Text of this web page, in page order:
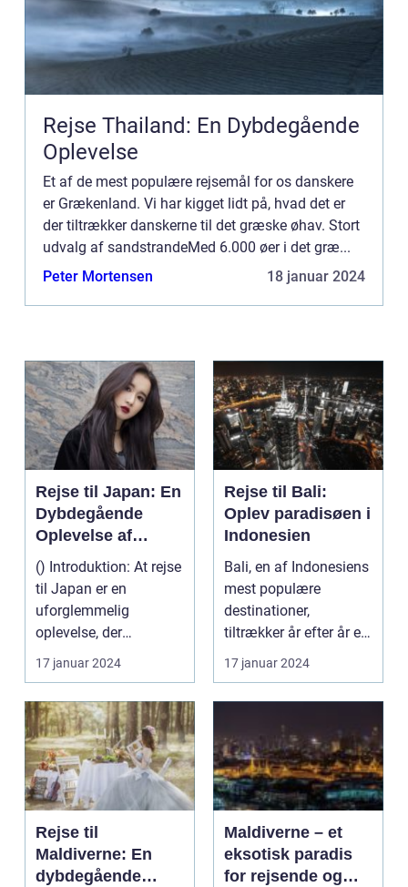
Rejse Thailand: En Dybdegående
Oplevelse
Et af de mest populære rejsemål for os danskere
er Grækenland. Vi har kigget lidt på, hvad det er
der tiltrækker danskerne til det græske øhav. Stort
udvalg af sandstrandeMed 6.000 øer i det græ...
Peter Mortensen
18 januar 2024
Rejse til Japan: En
Dybdegående
Oplevelse af
Kultur og Historie
() Introduktion: At rejse
til Japan er en
uforglemmelig
oplevelse, der
tilfredsstiller enhver
eventy...
17 januar 2024
Rejse til Bali:
Oplev paradisøen i
Indonesien
Bali, en af Indonesiens
mest populære
destinationer,
tiltrækker år efter år et
utal af rejsende og e...
17 januar 2024
Rejse til
Maldiverne: En
dybdegående
Maldiverne – et
eksotisk paradis
for rejsende og